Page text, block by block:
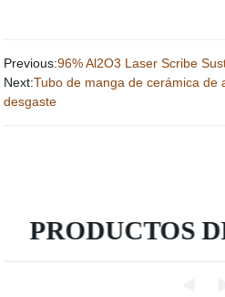
Previous:96% Al2O3 Laser Scribe
Next:Tubo de manga de cerámica de
desgaste
PRODUCTOS